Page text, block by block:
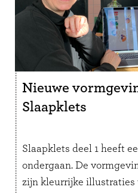
Nieuwe
Slaapklets
Slaapklets deel 1 heeft
ondergaan. De
zijn kleurrijke illustraties